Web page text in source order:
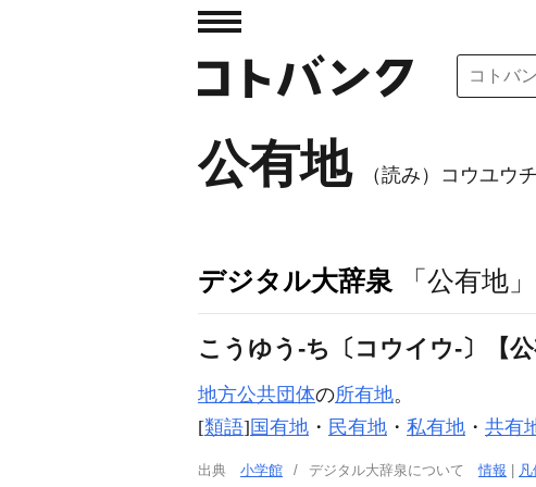
公有地 （読み）コウユウチ
デジタル大辞泉 「公有地
こうゆう‐ち〔コウイウ‐〕【公
地方公共団体の所有地。
[類語] 国有地 ・ 民有地 ・ 私有地 ・ 共有
出典 小学館 デジタル大辞泉について情報 凡